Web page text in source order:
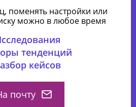
поменять настройки или
можно в любое время
тенденций
кейсов
почту